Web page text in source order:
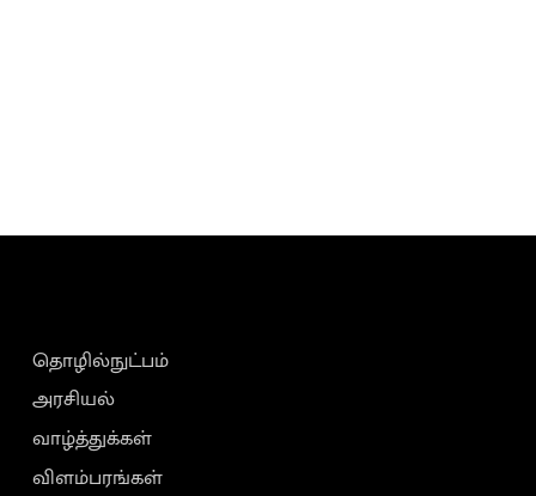
தொழில்நுட்பம்
அரசியல்
வாழ்த்துக்கள்
விளம்பரங்கள்